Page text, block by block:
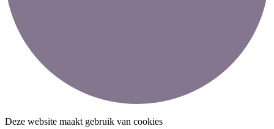
Deze website maakt gebruik van cookies